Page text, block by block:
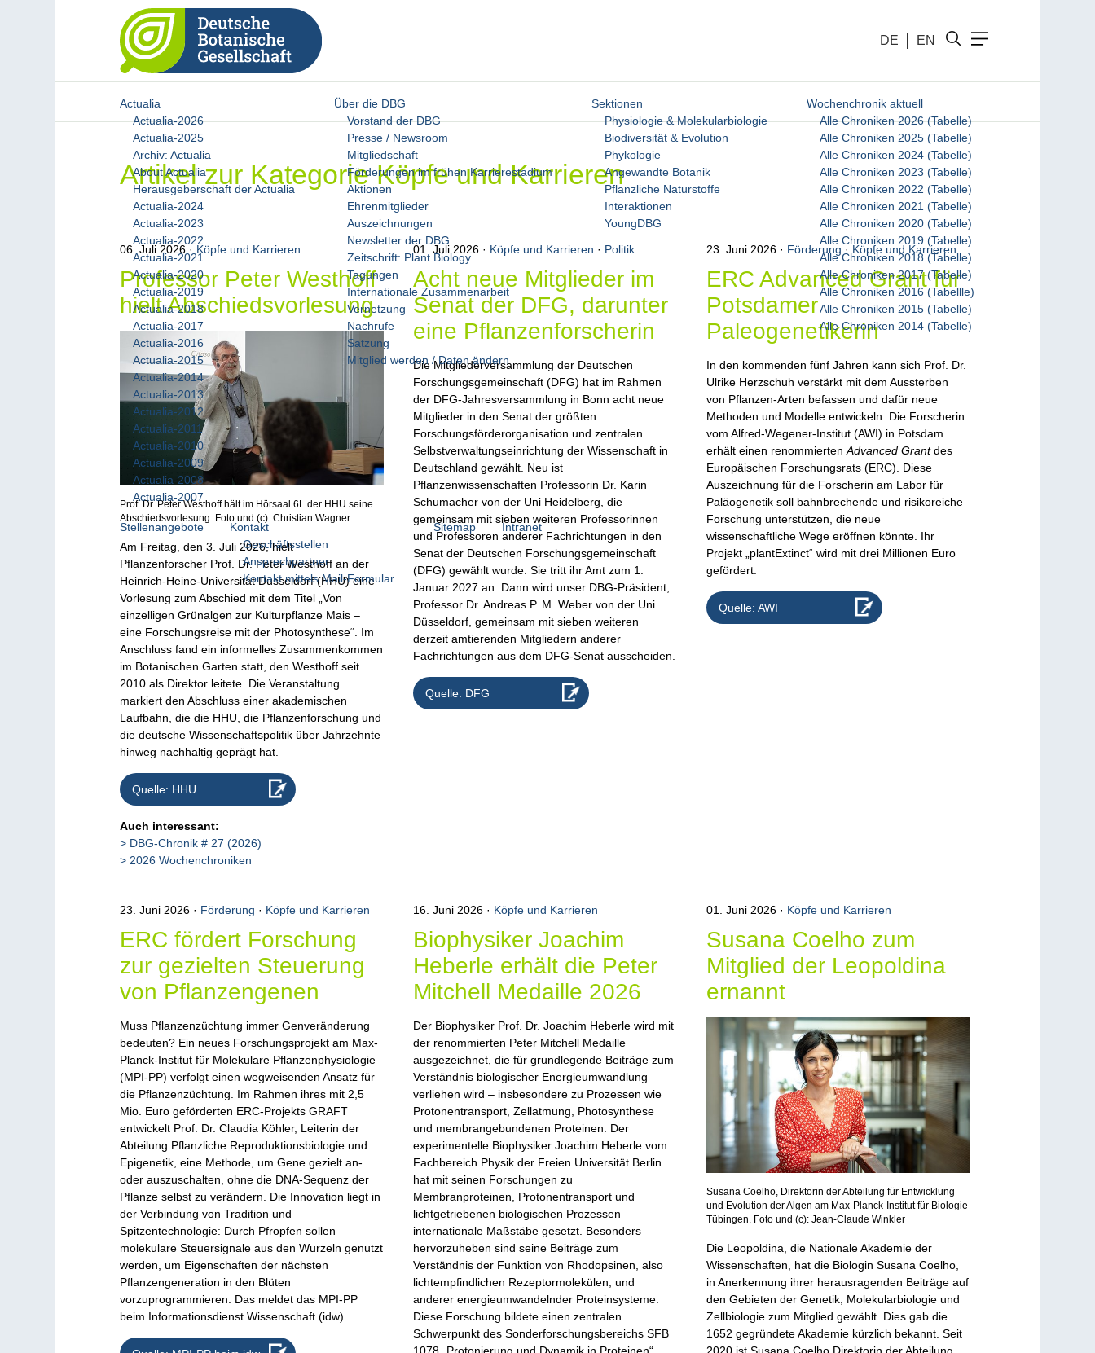
DE EN
Actualia
Actualia-2026
Actualia-2025
Archiv: Actualia
About Actualia
Herausgeberschaft der Actualia
Actualia-2024
Actualia-2023
Actualia-2022
Actualia-2021
Actualia-2020
Actualia-2019
Actualia-2018
Actualia-2017
Actualia-2016
Actualia-2015
Actualia-2014
Actualia-2013
Actualia-2012
Actualia-2011
Actualia-2010
Actualia-2009
Actualia-2008
Actualia-2007
Über die DBG
Vorstand der DBG
Presse / Newsroom
Mitgliedschaft
Förderungen im frühen Karrierestadium
Aktionen
Ehrenmitglieder
Auszeichnungen
Newsletter der DBG
Zeitschrift: Plant Biology
Tagungen
Internationale Zusammenarbeit
Vernetzung
Nachrufe
Satzung
Mitglied werden / Daten ändern
Sektionen
Physiologie & Molekularbiologie
Biodiversität & Evolution
Phykologie
Angewandte Botanik
Pflanzliche Naturstoffe
Interaktionen
YoungDBG
Wochenchronik aktuell
Alle Chroniken 2026 (Tabelle)
Alle Chroniken 2025 (Tabelle)
Alle Chroniken 2024 (Tabelle)
Alle Chroniken 2023 (Tabelle)
Alle Chroniken 2022 (Tabelle)
Alle Chroniken 2021 (Tabelle)
Alle Chroniken 2020 (Tabelle)
Alle Chroniken 2019 (Tabelle)
Alle Chroniken 2018 (Tabelle)
Alle Chroniken 2017 (Tabelle)
Alle Chroniken 2016 (Tabellle)
Alle Chroniken 2015 (Tabelle)
Alle Chroniken 2014 (Tabelle)
Stellenangebote
Kontakt
Geschäftsstellen
Ansprechpartner
Kontakt mittels Mail-Formular
Sitemap Intranet
Artikel zur Kategorie Köpfe und Karrieren
06. Juli 2026 Köpfe und Karrieren
Professor Peter Westhoff
hielt Abschiedsvorlesung
Prof. Dr. Peter Westhoff hält im Hörsaal 6L der HHU seine
Abschiedsvorlesung. Foto und (c): Christian Wagner
Am Freitag, den 3. Juli 2026, hielt
Pflanzenforscher Prof. Dr. Peter Westhoff an der
Heinrich-Heine-Universität Düsseldorf (HHU) eine
Vorlesung zum Abschied mit dem Titel „Von
einzelligen Grünalgen zur Kulturpflanze Mais –
eine Forschungsreise mit der Photosynthese“. Im
Anschluss fand ein informelles Zusammenkommen
im Botanischen Garten statt, den Westhoff seit
2010 als Direktor leitete. Die Veranstaltung
markiert den Abschluss einer akademischen
Laufbahn, die die HHU, die Pflanzenforschung und
die deutsche Wissenschaftspolitik über Jahrzehnte
hinweg nachhaltig geprägt hat.
Quelle: HHU
Auch interessant:
DBG-Chronik # 27 (2026)
2026 Wochenchroniken
01. Juli 2026 Köpfe und Karrieren · Politik
Acht neue Mitglieder im
Senat der DFG, darunter
eine Pflanzenforscherin
Die Mitgliederversammlung der Deutschen
Forschungsgemeinschaft (DFG) hat im Rahmen
der DFG-Jahresversammlung in Bonn acht neue
Mitglieder in den Senat der größten
Forschungsförderorganisation und zentralen
Selbstverwaltungseinrichtung der Wissenschaft in
Deutschland gewählt. Neu ist
Pflanzenwissenschaften Professorin Dr. Karin
Schumacher von der Uni Heidelberg, die
gemeinsam mit sieben weiteren Professorinnen
und Professoren anderer Fachrichtungen in den
Senat der Deutschen Forschungsgemeinschaft
(DFG) gewählt wurde. Sie tritt ihr Amt zum 1.
Januar 2027 an. Dann wird unser DBG-Präsident,
Professor Dr. Andreas P. M. Weber von der Uni
Düsseldorf, gemeinsam mit sieben weiteren
derzeit amtierenden Mitgliedern anderer
Fachrichtungen aus dem DFG-Senat ausscheiden.
Quelle: DFG
23. Juni 2026 Förderung · Köpfe und Karrieren
ERC Advanced Grant für
Potsdamer
Paleogenetikerin
In den kommenden fünf Jahren kann sich Prof. Dr.
Ulrike Herzschuh verstärkt mit dem Aussterben
von Pflanzen-Arten befassen und dafür neue
Methoden und Modelle entwickeln. Die Forscherin
vom Alfred-Wegener-Institut (AWI) in Potsdam
erhält einen renommierten Advanced Grantdes
Europäischen Forschungsrats (ERC). Diese
Auszeichnung für die Forscherin am Labor für
Paläogenetik soll bahnbrechende und risikoreiche
Forschung unterstützen, die neue
wissenschaftliche Wege eröffnen könnte. Ihr
Projekt „plantExtinct“ wird mit drei Millionen Euro
gefördert.
Quelle: AWI
23. Juni 2026 Förderung · Köpfe und Karrieren
ERC fördert Forschung
zur gezielten Steuerung
von Pflanzengenen
Muss Pflanzenzüchtung immer Genveränderung
bedeuten? Ein neues Forschungsprojekt am Max-
Planck-Institut für Molekulare Pflanzenphysiologie
(MPI-PP) verfolgt einen wegweisenden Ansatz für
die Pflanzenzüchtung. Im Rahmen ihres mit 2,5
Mio. Euro geförderten ERC-Projekts GRAFT
entwickelt Prof. Dr. Claudia Köhler, Leiterin der
Abteilung Pflanzliche Reproduktionsbiologie und
Epigenetik, eine Methode, um Gene gezielt an-
oder auszuschalten, ohne die DNA-Sequenz der
Pflanze selbst zu verändern. Die Innovation liegt in
der Verbindung von Tradition und
Spitzentechnologie: Durch Pfropfen sollen
molekulare Steuersignale aus den Wurzeln genutzt
werden, um Eigenschaften der nächsten
Pflanzengeneration in den Blüten
vorzuprogrammieren. Das meldet das MPI-PP
beim Informationsdienst Wissenschaft (idw).
16. Juni 2026 Köpfe und Karrieren
Biophysiker Joachim
Heberle erhält die Peter
Mitchell Medaille 2026
Der Biophysiker Prof. Dr. Joachim Heberle wird mit
der renommierten Peter Mitchell Medaille
ausgezeichnet, die für grundlegende Beiträge zum
Verständnis biologischer Energieumwandlung
verliehen wird – insbesondere zu Prozessen wie
Protonentransport, Zellatmung, Photosynthese
und membrangebundenen Proteinen. Der
experimentelle Biophysiker Joachim Heberle vom
Fachbereich Physik der Freien Universität Berlin
hat mit seinen Forschungen zu
Membranproteinen, Protonentransport und
lichtgetriebenen biologischen Prozessen
internationale Maßstäbe gesetzt. Besonders
hervorzuheben sind seine Beiträge zum
Verständnis der Funktion von Rhodopsinen, also
lichtempfindlichen Rezeptormolekülen, und
anderer energieumwandelnder Proteinsysteme.
Diese Forschung bildete einen zentralen
Schwerpunkt des Sonderforschungsbereichs SFB
01. Juni 2026 Köpfe und Karrieren
Susana Coelho zum
Mitglied der Leopoldina
ernannt
Susana Coelho, Direktorin der Abteilung für Entwicklung
und Evolution der Algen am Max-Planck-Institut für Biologie
Tübingen. Foto und (c): Jean-Claude Winkler
Die Leopoldina, die Nationale Akademie der
Wissenschaften, hat die Biologin Susana Coelho,
in Anerkennung ihrer herausragenden Beiträge auf
den Gebieten der Genetik, Molekularbiologie und
Zellbiologie zum Mitglied gewählt. Dies gab die
1652 gegründete Akademie kürzlich bekannt. Seit
2020 ist Susana Coelho Direktorin der Abteilung